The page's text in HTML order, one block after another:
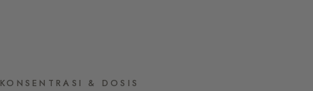
KONSENTRASI & DOSIS